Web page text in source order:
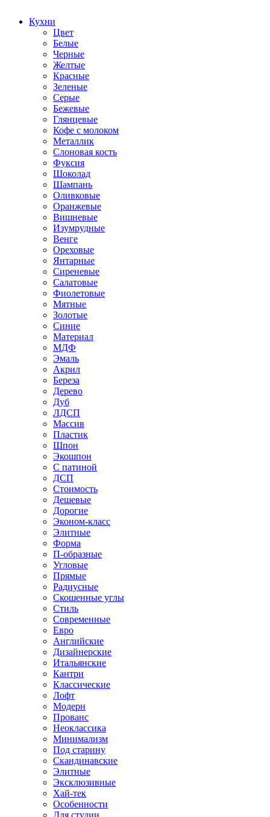
Кухни
Цвет
Белые
Черные
Желтые
Красные
Зеленые
Серые
Бежевые
Глянцевые
Кофе с молоком
Металлик
Слоновая кость
Фуксия
Шоколад
Шампань
Оливковые
Оранжевые
Вишневые
Изумрудные
Венге
Ореховые
Янтарные
Сиреневые
Салатовые
Фиолетовые
Мятные
Золотые
Синие
Материал
МДФ
Эмаль
Акрил
Береза
Дерево
Дуб
ЛДСП
Массив
Пластик
Шпон
Экошпон
С патиной
ДСП
Стоимость
Дешевые
Дорогие
Эконом-класс
Элитные
Форма
П-образные
Угловые
Прямые
Радиусные
Скошенные углы
Стиль
Современные
Евро
Английские
Дизайнерские
Итальянские
Кантри
Классические
Лофт
Модерн
Прованс
Неоклассика
Минимализм
Под старину
Скандинавские
Элитные
Эксклюзивные
Хай-тек
Особенности
Для студии